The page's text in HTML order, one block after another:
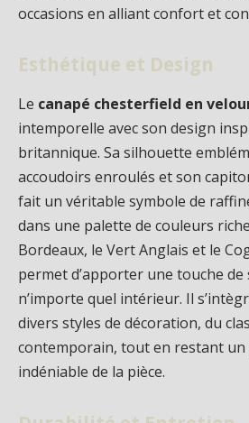
occasions en alliant confort et
Esthétique et Design
Le canapé chesterfield en
intemporelle avec son design
britannique. Sa silhouette
accoudoirs enroulés et son
fait un véritable symbole de
dans une palette de couleurs
Bordeaux, le Vert Anglais et le
permet d’apporter une touche
n’importe quel intérieur. Il
divers styles de décoration, du
contemporain, tout en restant
indéniable de la pièce.